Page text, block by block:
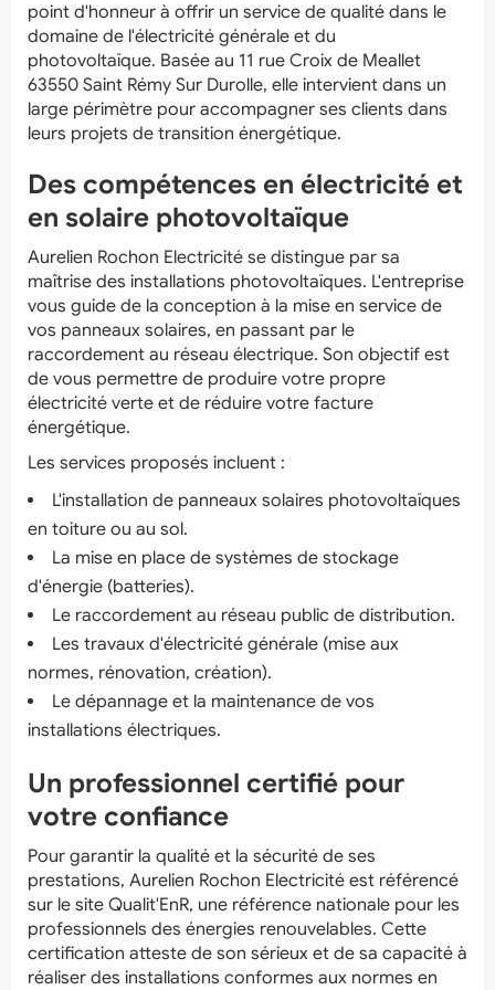
point d'honneur à offrir un service de qualité dans le
domaine de l'électricité générale et du
photovoltaïque. Basée au 11 rue Croix de Meallet
63550 Saint Rémy Sur Durolle, elle intervient dans un
large périmètre pour accompagner ses clients dans
leurs projets de transition énergétique.
Des compétences en électricité et
en solaire photovoltaïque
Aurelien Rochon Electricité se distingue par sa
maîtrise des installations photovoltaïques. L'entreprise
vous guide de la conception à la mise en service de
vos panneaux solaires, en passant par le
raccordement au réseau électrique. Son objectif est
de vous permettre de produire votre propre
électricité verte et de réduire votre facture
énergétique.
Les services proposés incluent :
L'installation de panneaux solaires photovoltaïques
en toiture ou au sol.
La mise en place de systèmes de stockage
d'énergie (batteries).
Le raccordement au réseau public de distribution.
Les travaux d'électricité générale (mise aux
normes, rénovation, création).
Le dépannage et la maintenance de vos
installations électriques.
Un professionnel certifié pour
votre confiance
Pour garantir la qualité et la sécurité de ses
prestations, Aurelien Rochon Electricité est référencé
sur le site Qualit'EnR, une référence nationale pour les
professionnels des énergies renouvelables. Cette
certification atteste de son sérieux et de sa capacité à
réaliser des installations conformes aux normes en